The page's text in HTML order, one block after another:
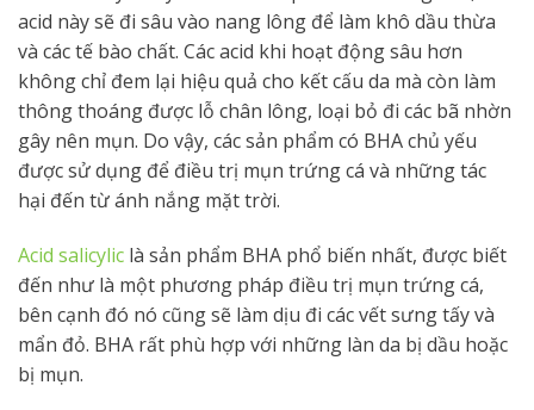
acid này sẽ đi sâu vào nang lông để làm khô dầu thừa
và các tế bào chất. Các acid khi hoạt động sâu hơn
không chỉ đem lại hiệu quả cho kết cấu da mà còn làm
thông thoáng được lỗ chân lông, loại bỏ đi các bã nhờn
gây nên mụn. Do vậy, các sản phẩm có BHA chủ yếu
được sử dụng để điều trị mụn trứng cá và những tác
hại đến từ ánh nắng mặt trời.
Acid salicylic là sản phẩm BHA phổ biến nhất, được biết
đến như là một phương pháp điều trị mụn trứng cá,
bên cạnh đó nó cũng sẽ làm dịu đi các vết sưng tấy và
mẩn đỏ. BHA rất phù hợp với những làn da bị dầu hoặc
bị mụn.